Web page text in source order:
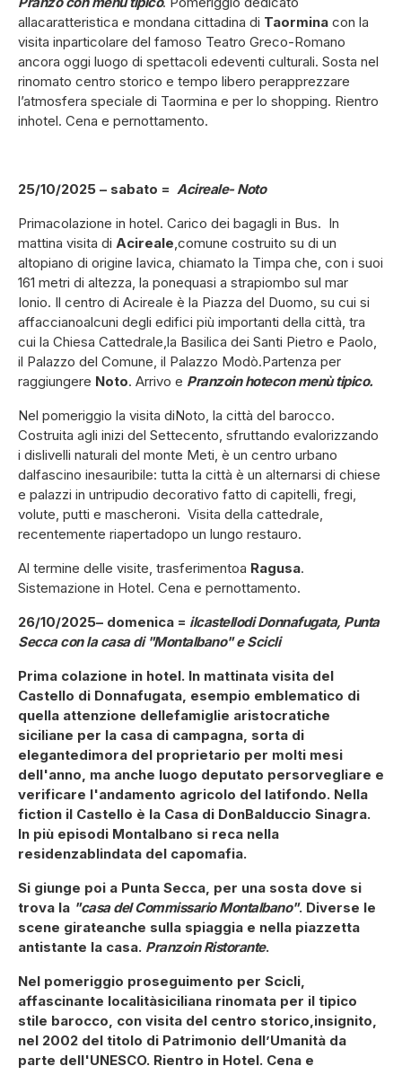
allacaratteristica e mondana cittadina di Taormina con la
visita inparticolare del famoso Teatro Greco-Romano
ancora oggi luogo di spettacoli edeventi culturali. Sosta nel
rinomato centro storico e tempo libero perapprezzare
l’atmosfera speciale di Taormina e per lo shopping. Rientro
inhotel. Cena e pernottamento.
25/10/2025 – sabato = Acireale- Noto
Primacolazione in hotel. Carico dei bagagli in Bus. In
mattina visita di Acireale,comune costruito su di un
altopiano di origine lavica, chiamato la Timpa che, con i suoi
161 metri di altezza, la ponequasi a strapiombo sul mar
Ionio. Il centro di Acireale è la Piazza del Duomo, su cui si
affaccianoalcuni degli edifici più importanti della città, tra
cui la Chiesa Cattedrale,la Basilica dei Santi Pietro e Paolo,
il Palazzo del Comune, il Palazzo Modò.Partenza per
raggiungere Noto. Arrivo e Pranzoin hotecon menù tipico.
Nel pomeriggio la visita diNoto, la città del barocco.
Costruita agli inizi del Settecento, sfruttando evalorizzando
i dislivelli naturali del monte Meti, è un centro urbano
dalfascino inesauribile: tutta la città è un alternarsi di chiese
e palazzi in untripudio decorativo fatto di capitelli, fregi,
volute, putti e mascheroni. Visita della cattedrale,
recentemente riapertadopo un lungo restauro.
Al termine delle visite, trasferimentoa Ragusa.
Sistemazione in Hotel. Cena e pernottamento.
26/10/2025– domenica = ilcastellodi Donnafugata, Punta
Secca con la casa di "Montalbano" e Scicli
Prima colazione in hotel. In mattinata visita del
Castello di Donnafugata, esempio emblematico di
quella attenzione dellefamiglie aristocratiche
siciliane per la casa di campagna, sorta di
elegantedimora del proprietario per molti mesi
dell'anno, ma anche luogo deputato persorvegliare e
verificare l'andamento agricolo del latifondo. Nella
fiction il Castello è la Casa di DonBalduccio Sinagra.
In più episodi Montalbano si reca nella
residenzablindata del capomafia.
Si giunge poi a Punta Secca, per una sosta dove si
trova la "casa del Commissario Montalbano". Diverse le
scene girateanche sulla spiaggia e nella piazzetta
antistante la casa. Pranzoin Ristorante.
Nel pomeriggio proseguimento per Scicli,
affascinante localitàsiciliana rinomata per il tipico
stile barocco, con visita del centro storico,insignito,
nel 2002 del titolo di Patrimonio dell’Umanità da
parte dell'UNESCO. Rientro in Hotel. Cena e